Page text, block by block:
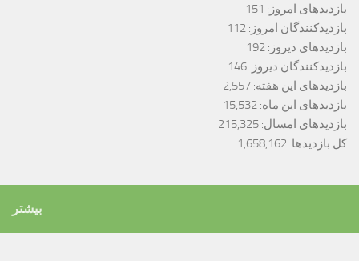
بازدیدهای امروز: 151
بازدیدکنندگان امروز: 112
بازدیدهای دیروز: 192
بازدیدکنندگان دیروز: 146
بازدیدهای این هفته: 2,557
بازدیدهای این ماه: 15,532
بازدیدهای امسال: 215,325
کل بازدیدها: 1,658,162
بیشتر